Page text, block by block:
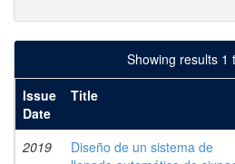
Showing results 1
Issue
Date
Title
2019
Diseño de un sistema de